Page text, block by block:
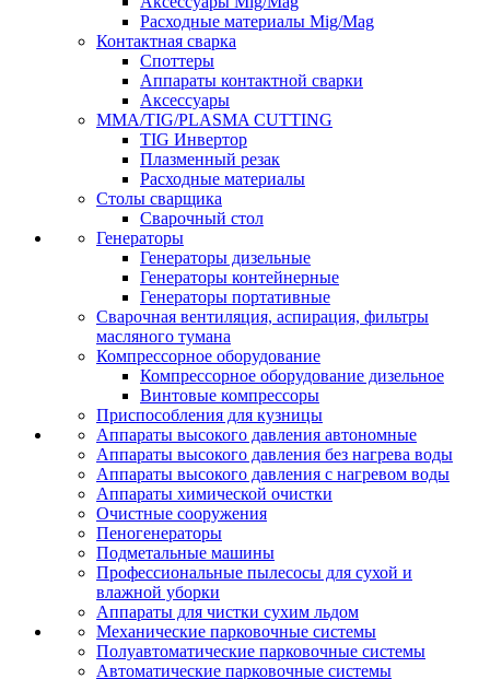
Расходные материалы Mig/Mag
Контактная сварка
Споттеры
Аппараты контактной сварки
Аксессуары
MMA/TIG/PLASMA CUTTING
TIG Инвертор
Плазменный резак
Расходные материалы
Столы сварщика
Сварочный стол
Генераторы
Генераторы дизельные
Генераторы контейнерные
Генераторы портативные
Сварочная вентиляция, аспирация, фильтры
масляного тумана
Компрессорное оборудование
Компрессорное оборудование дизельное
Винтовые компрессоры
Приспособления для кузницы
Аппараты высокого давления автономные
Аппараты высокого давления без нагрева воды
Аппараты высокого давления с нагревом воды
Аппараты химической очистки
Очистные сооружения
Пеногенераторы
Подметальные машины
Профессиональные пылесосы для сухой и
влажной уборки
Аппараты для чистки сухим льдом
Механические парковочные системы
Полуавтоматические парковочные системы
Автоматические парковочные системы